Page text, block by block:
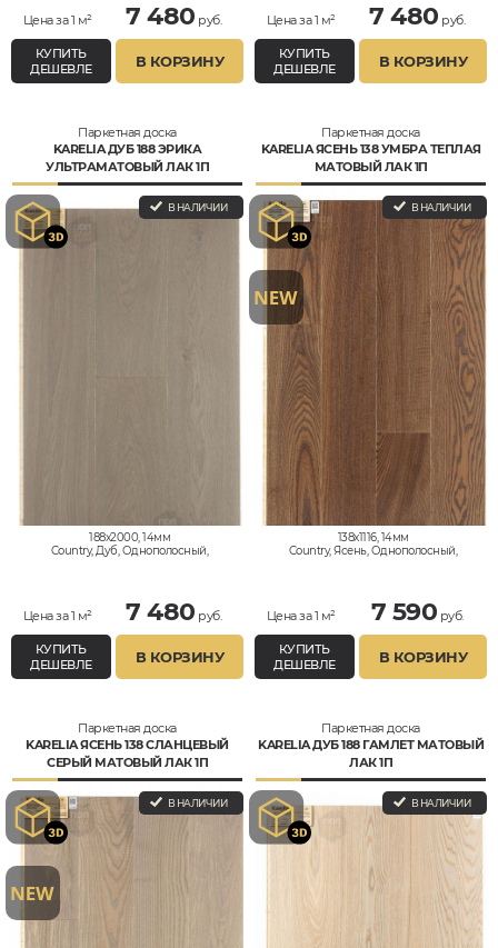
Цена за 1 м² 7 480 руб.
КУПИТЬ
ДЕШЕВЛЕ
В КОРЗИНУ
Цена за 1 м² 7 480 руб.
КУПИТЬ
ДЕШЕВЛЕ
В КОРЗИНУ
Паркетная доска
KARELIA ДУБ 188 ЭРИКА
УЛЬТРАМАТОВЫЙ ЛАК 1П
В НАЛИЧИИ
188x2000, 14мм
Country, Дуб, Однополосный,
Цена за 1 м² 7 480 руб.
КУПИТЬ
ДЕШЕВЛЕ
В КОРЗИНУ
Паркетная доска
KARELIA ЯСЕНЬ 138 УМБРА ТЕПЛАЯ
МАТОВЫЙ ЛАК 1П
В НАЛИЧИИ
138x1116, 14мм
Country, Ясень, Однополосный,
Цена за 1 м² 7 590 руб.
КУПИТЬ
ДЕШЕВЛЕ
В КОРЗИНУ
Паркетная доска
KARELIA ЯСЕНЬ 138 СЛАНЦЕВЫЙ
СЕРЫЙ МАТОВЫЙ ЛАК 1П
В НАЛИЧИИ
Паркетная доска
KARELIA ДУБ 188 ГАМЛЕТ МАТОВЫЙ
ЛАК 1П
В НАЛИЧИИ